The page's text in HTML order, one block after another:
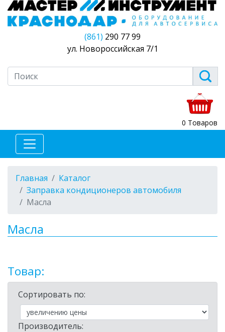
(861) 290 77 99
ул. Новороссийская 7/1
0 Товаров
Главная
Каталог
Заправка кондиционеров автомобиля
Масла
Масла
Товар:
Сортировать по:
Производитель: